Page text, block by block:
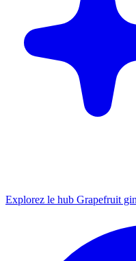
Explorez le hub Grapefruit gin